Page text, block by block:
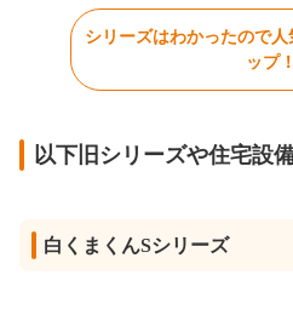
シリーズはわかったので
ップ！
以下旧シリーズや住宅設
白くまくんSシリーズ